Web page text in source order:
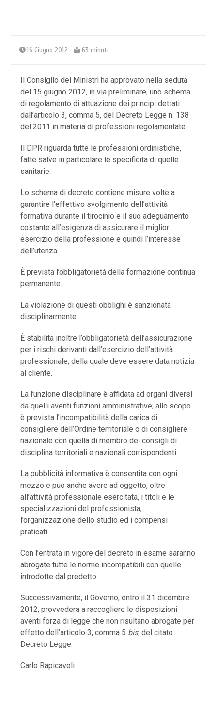
16 Giugno 2012 63 minuti
Il Consiglio dei Ministri ha approvato nella seduta
del 15 giugno 2012, in via preliminare, uno schema
di regolamento di attuazione dei principi dettati
dall’articolo 3, comma 5, del Decreto Legge n. 138
del 2011 in materia di professioni regolamentate.
Il DPR riguarda tutte le professioni ordinistiche,
fatte salve in particolare le specificità di quelle
sanitarie.
Lo schema di decreto contiene misure volte a
garantire l’effettivo svolgimento dell’attività
formativa durante il tirocinio e il suo adeguamento
costante all’esigenza di assicurare il miglior
esercizio della professione e quindi l’interesse
dell’utenza.
È prevista l’obbligatorietà della formazione continua
permanente.
La violazione di questi obblighi è sanzionata
disciplinarmente.
È stabilita inoltre l’obbligatorietà dell’assicurazione
per i rischi derivanti dall’esercizio dell’attività
professionale, della quale deve essere data notizia
al cliente.
La funzione disciplinare è affidata ad organi diversi
da quelli aventi funzioni amministrative; allo scopo
è prevista l’incompatibilità della carica di
consigliere dell’Ordine territoriale o di consigliere
nazionale con quella di membro dei consigli di
disciplina territoriali e nazionali corrispondenti.
La pubblicità informativa è consentita con ogni
mezzo e può anche avere ad oggetto, oltre
all’attività professionale esercitata, i titoli e le
specializzazioni del professionista,
l’organizzazione dello studio ed i compensi
praticati.
Con l’entrata in vigore del decreto in esame saranno
abrogate tutte le norme incompatibili con quelle
introdotte dal predetto.
Successivamente, il Governo, entro il 31 dicembre
2012, provvederà a raccogliere le disposizioni
aventi forza di legge che non risultano abrogate per
effetto dell’articolo 3, comma 5 bis, del citato
Decreto Legge.
Carlo Rapicavoli